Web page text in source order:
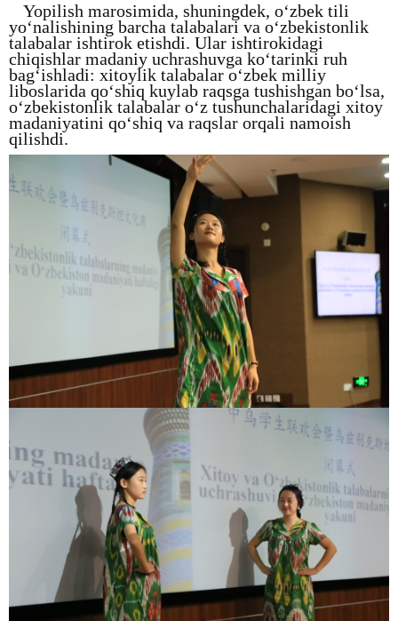
Yopilish marosimida, shuningdek, o‘zbek tili
yo‘nalishining barcha talabalari va o‘zbekistonlik
talabalar ishtirok etishdi. Ular ishtirokidagi
chiqishlar madaniy uchrashuvga ko‘tarinki ruh
bag‘ishladi: xitoylik talabalar o‘zbek milliy
liboslarida qo‘shiq kuylab raqsga tushishgan bo‘lsa,
o‘zbekistonlik talabalar o‘z tushunchalaridagi xitoy
madaniyatini qo‘shiq va raqslar orqali namoish
qilishdi.